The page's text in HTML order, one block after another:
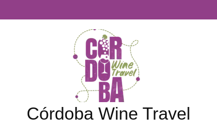
Córdoba Wine Travel